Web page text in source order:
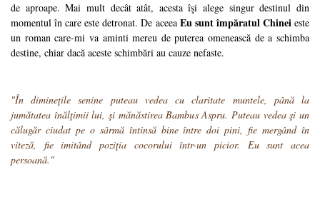
de aproape. Mai mult decât atât, acesta îşi alege singur destinul din
momentul în care este detronat. De aceea Eu sunt împăratul Chineieste
un roman care-mi va aminti mereu de puterea omenească de a schimba
destine, chiar dacă aceste schimbări au cauze nefaste.
"În dimineţile senine puteau vedea cu claritate muntele, până la
jumătatea înălţimii lui, şi mănăstirea Bambus Aspru. Puteau vedea şi un
călugăr ciudat pe o sârmă întinsă bine între doi pini, fie mergând în
viteză, fie imitând poziţia cocorului într-un picior. Eu sunt acea
persoană."